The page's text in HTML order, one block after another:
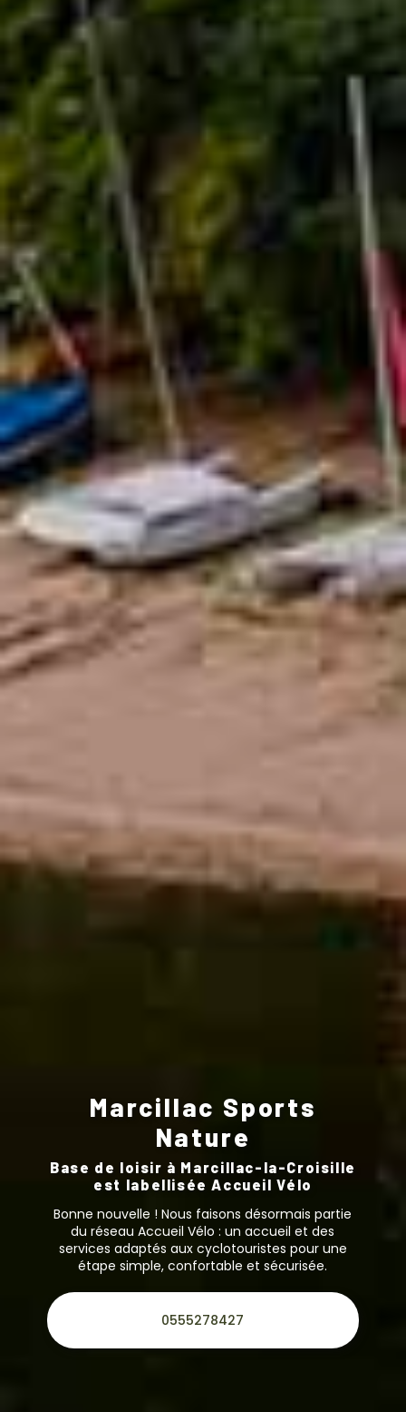
Marcillac Sports
Nature
Base de loisir à Marcillac-la-Croisille
est labellisée Accueil Vélo
Bonne nouvelle ! Nous faisons désormais partie
du réseau Accueil Vélo :un accueil et des
services adaptés aux cyclotouristes pour une
étape simple, confortable et sécurisée.
0555278427